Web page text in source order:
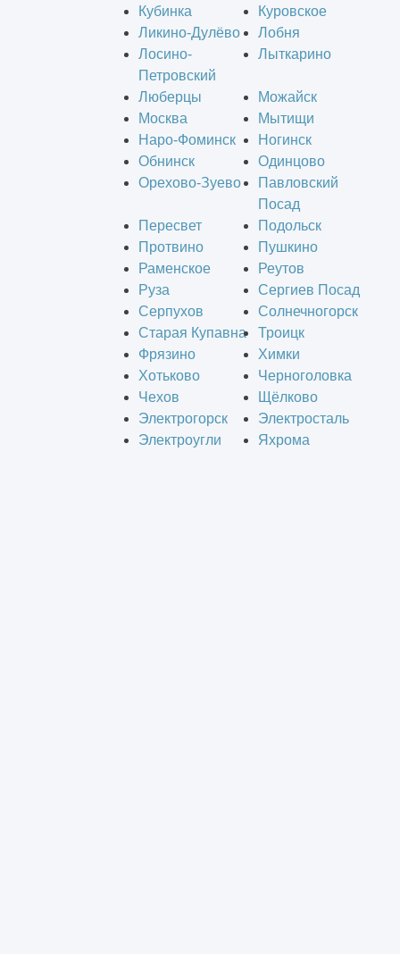
Кубинка
Куровское
Ликино-Дулёво
Лобня
Лосино-
Петровский
Лыткарино
Люберцы
Можайск
Москва
Мытищи
Наро-Фоминск
Ногинск
Обнинск
Одинцово
Орехово-Зуево
Павловский
Посад
Пересвет
Подольск
Протвино
Пушкино
Раменское
Реутов
Руза
Сергиев Посад
Серпухов
Солнечногорск
Старая Купавна
Троицк
Фрязино
Химки
Хотьково
Черноголовка
Чехов
Щёлково
Электрогорск
Электросталь
Электроугли
Яхрома